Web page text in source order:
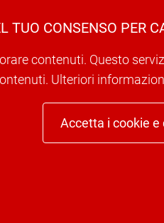
TUO CONSENSO PER
contenuti. Questo
Ulteriori
Accetta i cookie e